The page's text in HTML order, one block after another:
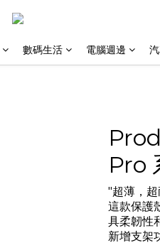
數碼生活 電腦週邊
Pro
"超薄，超
這款保護
具柔韌性
新增支架